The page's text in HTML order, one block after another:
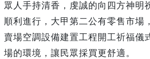
眾人手持清香，虔誠的向四方神明
順利進行，大甲第二公有零售市場
賣場空調設備建置工程開工祈福儀
場的環境，讓民眾採買更舒適。